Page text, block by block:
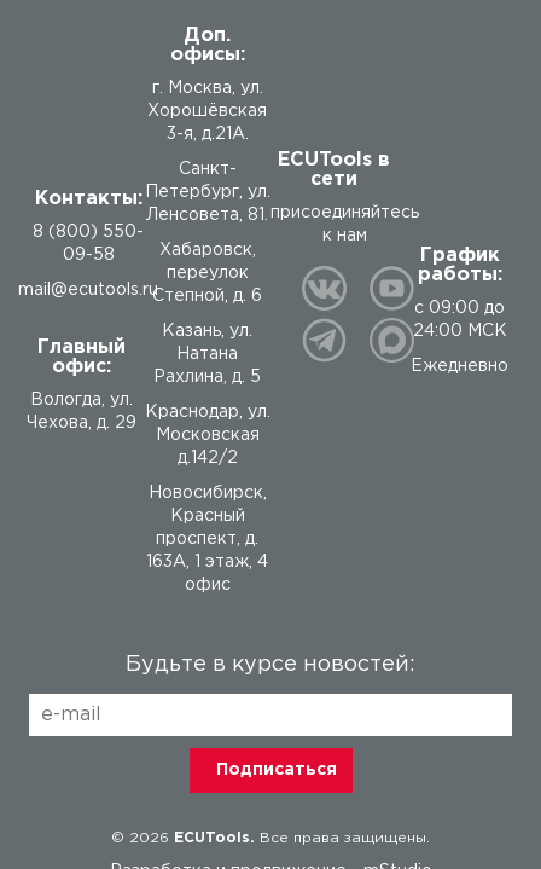
Контакты:
8 (800) 550-
09-58
mail@ecutools.ru
Главный
офис:
Вологда, ул.
Чехова, д. 29
Доп.
офисы:
г. Москва, ул.
Хорошёвская
3-я, д.21А.
Санкт-
Петербург, ул.
Ленсовета, 81.
Хабаровск,
переулок
Степной, д. 6
Казань, ул.
Натана
Рахлина, д. 5
Краснодар, ул.
Московская
д.142/2
Новосибирск,
Красный
проспект, д.
163А, 1 этаж, 4
офис
ECUTools в
сети
присоединяйтесь
к нам
График
работы:
с 09:00 до
24:00 МСК
Ежедневно
Будьте в курсе новостей:
© 2026 ECUTools. Все права защищены.